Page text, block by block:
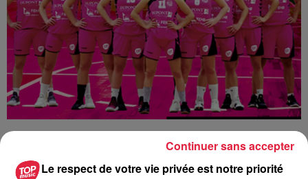
Le respect de votre vie privée est notre priorité
Continuer sans accepter